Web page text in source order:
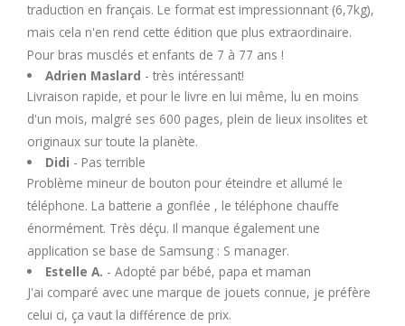
traduction en français. Le format est impressionnant (6,7kg),
mais cela n'en rend cette édition que plus extraordinaire.
Pour bras musclés et enfants de 7 à 77 ans !
Adrien Maslard - très intéressant!
Livraison rapide, et pour le livre en lui même, lu en moins
d'un mois, malgré ses 600 pages, plein de lieux insolites et
originaux sur toute la planète.
Didi - Pas terrible
Problème mineur de bouton pour éteindre et allumé le
téléphone. La batterie a gonflée , le téléphone chauffe
énormément. Très déçu. Il manque également une
application se base de Samsung : S manager.
Estelle A. - Adopté par bébé, papa et maman
J'ai comparé avec une marque de jouets connue, je préfère
celui ci, ça vaut la différence de prix.